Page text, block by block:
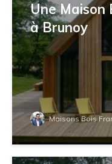
Une Maison
à Brunoy
Maisons Bois